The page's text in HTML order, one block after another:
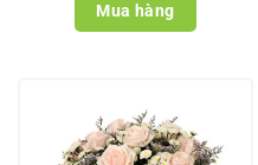
Mua hàng